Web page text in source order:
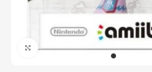
Click to enlarge